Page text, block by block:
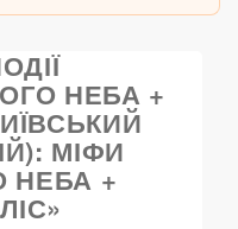
НЕБА +
МІФИ
НЕБА +